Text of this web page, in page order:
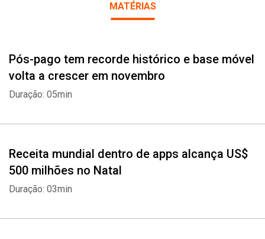
MATÉRIAS
Pós-pago tem recorde histórico e base móvel
volta a crescer em novembro
Duração: 05min
Receita mundial dentro de apps alcança US$
500 milhões no Natal
Duração: 03min